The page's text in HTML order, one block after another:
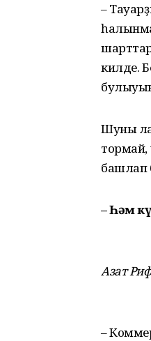
–
килде.
Шуны ла
тормай,
башлап
– Һәм
Азат
–